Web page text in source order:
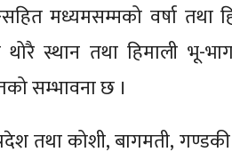
मध्यमसम्मको वर्षा तथा
थोरै स्थान तथा हिमाली भू-
सम्भावना छ ।
तथा कोशी, बागमती,